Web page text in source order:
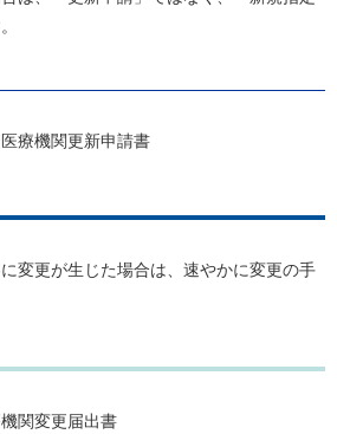
療機関更新申請書
変更が生じた場合は、速やかに変更の手
関変更届出書